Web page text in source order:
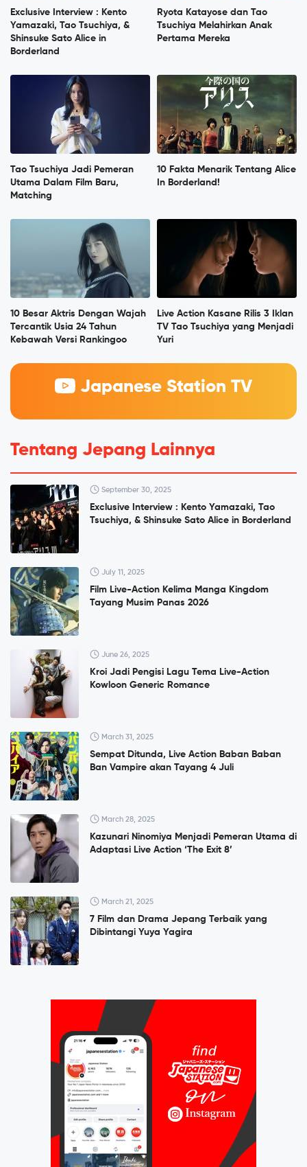
Exclusive Interview : Kento
Yamazaki, Tao Tsuchiya, &
Shinsuke Sato Alice in
Borderland
Ryota Katayose dan Tao
Tsuchiya Melahirkan Anak
Pertama Mereka
Tao Tsuchiya Jadi Pemeran
Utama Dalam Film Baru,
Matching
10 Fakta Menarik Tentang Alice
In Borderland!
10 Besar Aktris Dengan Wajah
Tercantik Usia 24 Tahun
Kebawah Versi Rankingoo
Live Action Kasane Rilis 3 Iklan
TV Tao Tsuchiya yang Menjadi
Yuri
Japanese Station TV
Tentang Jepang Lainnya
September 30, 2025
Exclusive Interview : Kento Yamazaki, Tao
Tsuchiya, & Shinsuke Sato Alice in Borderland
July 11, 2025
Film Live-Action Kelima Manga Kingdom
Tayang Musim Panas 2026
June 26, 2025
Kroi Jadi Pengisi Lagu Tema Live-Action
Kowloon Generic Romance
March 31, 2025
Sempat Ditunda, Live Action Baban Baban
Ban Vampire akan Tayang 4 Juli
March 28, 2025
Kazunari Ninomiya Menjadi Pemeran Utama di
Adaptasi Live Action ‘The Exit 8’
March 21, 2025
7 Film dan Drama Jepang Terbaik yang
Dibintangi Yuya Yagira